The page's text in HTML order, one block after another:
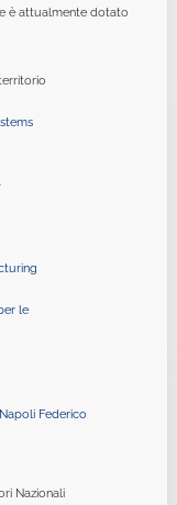
è attualmente dotato
le
Federico
Nazionali